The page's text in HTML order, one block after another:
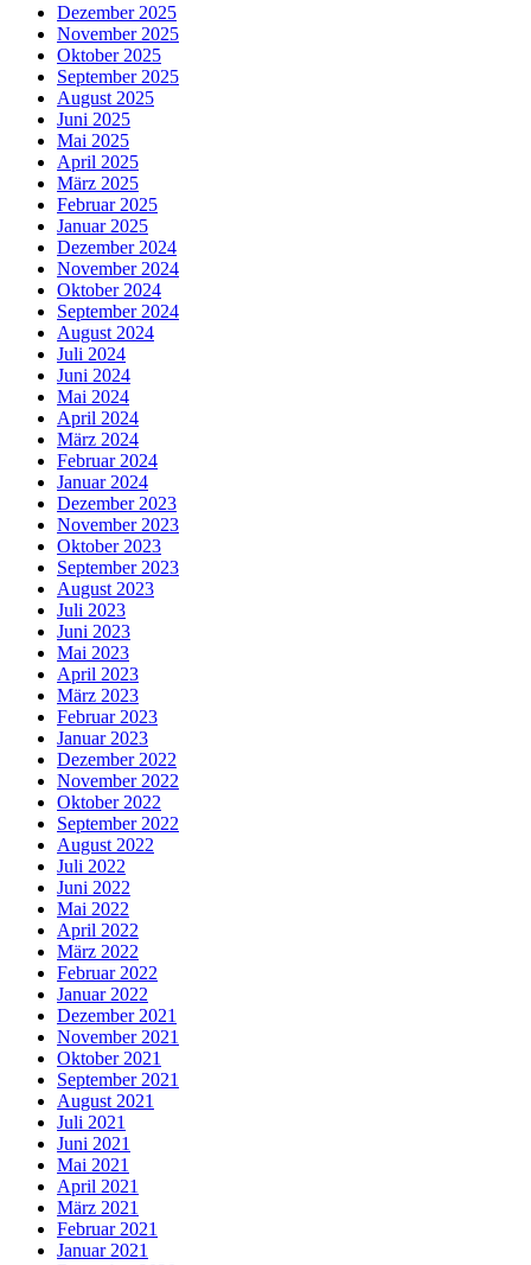
Dezember 2025
November 2025
Oktober 2025
September 2025
August 2025
Juni 2025
Mai 2025
April 2025
März 2025
Februar 2025
Januar 2025
Dezember 2024
November 2024
Oktober 2024
September 2024
August 2024
Juli 2024
Juni 2024
Mai 2024
April 2024
März 2024
Februar 2024
Januar 2024
Dezember 2023
November 2023
Oktober 2023
September 2023
August 2023
Juli 2023
Juni 2023
Mai 2023
April 2023
März 2023
Februar 2023
Januar 2023
Dezember 2022
November 2022
Oktober 2022
September 2022
August 2022
Juli 2022
Juni 2022
Mai 2022
April 2022
März 2022
Februar 2022
Januar 2022
Dezember 2021
November 2021
Oktober 2021
September 2021
August 2021
Juli 2021
Juni 2021
Mai 2021
April 2021
März 2021
Februar 2021
Januar 2021